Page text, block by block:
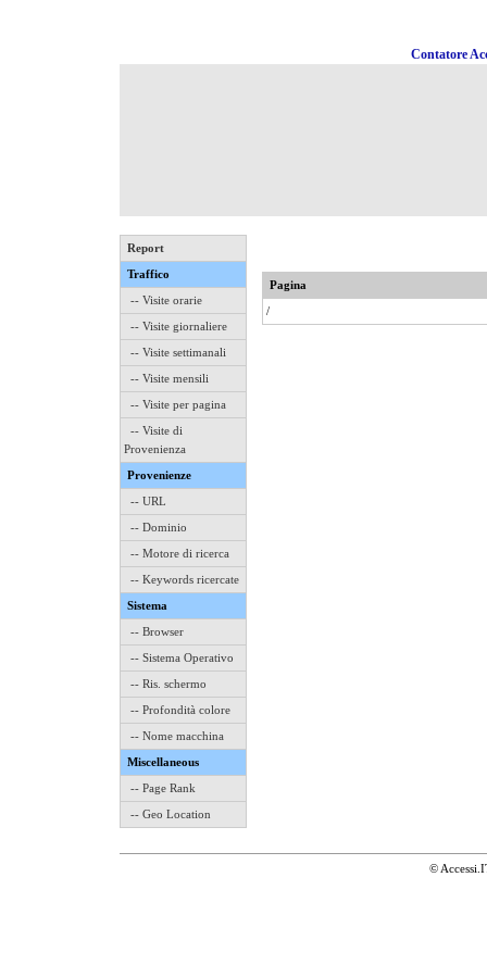
Contatore
Report
Traffico
-- Visite orarie
-- Visite giornaliere
-- Visite settimanali
-- Visite mensili
-- Visite per pagina
-- Visite di
Provenienza
Provenienze
-- URL
-- Dominio
-- Motore di ricerca
-- Keywords ricercate
Sistema
-- Browser
-- Sistema Operativo
-- Ris. schermo
-- Profondità colore
-- Nome macchina
Miscellaneous
-- Page Rank
-- Geo Location
Pagina
/
©